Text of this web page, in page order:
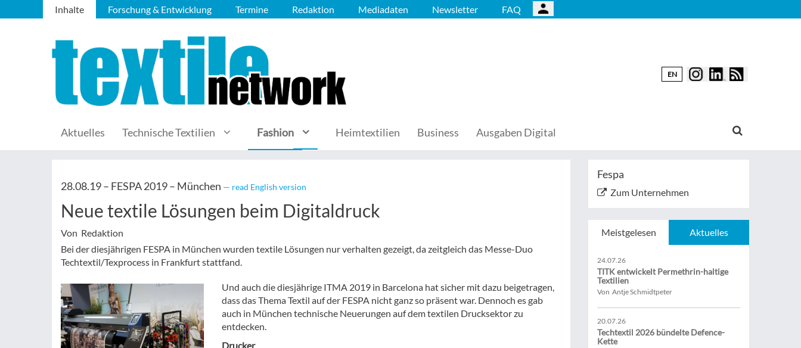
Inhalte Forschung & Entwicklung Termine Redaktion Mediadaten Newsletter FAQ
EN
Aktuelles Technische Textilien Fashion Heimtextilien Business Ausgaben Digital
28.08.19 – FESPA 2019 – München — read English version
Neue textile Lösungen beim Digitaldruck
Von Redaktion
Bei der diesjährigen FESPA in München wurden textile Lösungen nur verhalten gezeigt, da zeitgleich das Messe-Duo
Techtextil/Texprocess in Frankfurt stattfand.
Und auch die diesjährige ITMA 2019 in Barcelona hat sicher mit dazu beigetragen,
dass das Thema Textil auf der FESPA nicht ganz so präsent war. Dennoch es gab
auch in München technische Neuerungen auf dem textilen Drucksektor zu
entdecken.
Drucker
Fespa
Zum Unternehmen
Meistgelesen Aktuelles
24.07.26
TITK entwickelt Permethrin-haltige
Textilien
Von Antje Schmidtpeter
20.07.26
Techtextil 2026 bündelte Defence-
Kette